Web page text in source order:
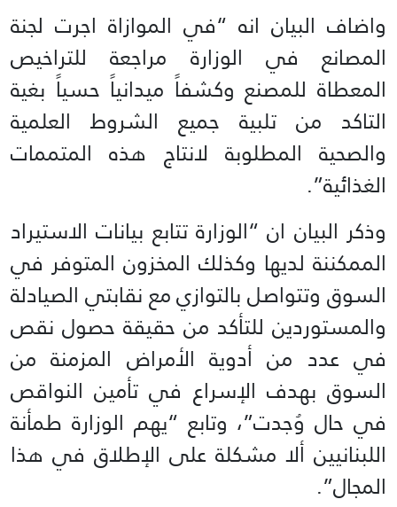
واضاف البيان انه “في الموازاة اجرت لجنة
المصانع في الوزارة مراجعة للتراخيص
المعطاة للمصنع وكشفاً ميدانياً حسياً بغية
التاكد من تلبية جميع الشروط العلمية
والصحية المطلوبة لانتاج هذه المتممات
الغذائية”.
وذكر البيان ان “الوزارة تتابع بيانات الاستيراد
الممكننة لديها وكذلك المخزون المتوفر في
السوق وتتواصل بالتوازي مع نقابتي الصيادلة
والمستوردين للتأكد من حقيقة حصول نقص
في عدد من أدوية الأمراض المزمنة من
السوق بهدف الإسراع في تأمين النواقص
في حال وُجدت”، وتابع “يهم الوزارة طمأنة
اللبنانيين ألا مشكلة على الإطلاق في هذا
المجال”.